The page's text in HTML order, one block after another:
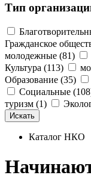
Тип
Гражданское
молодежные (81)
Культура (113)
Образование (35)
Социальные
туризм (1)
Каталог НКО